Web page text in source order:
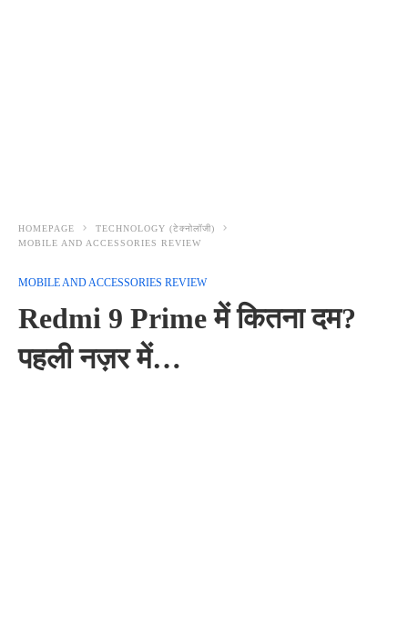
HOMEPAGE
TECHNOLOGY (टेक्नोलॉजी)
MOBILE AND ACCESSORIES REVIEW
MOBILE AND ACCESSORIES REVIEW
Redmi 9 Prime में कितना दम?
पहली नज़र में…